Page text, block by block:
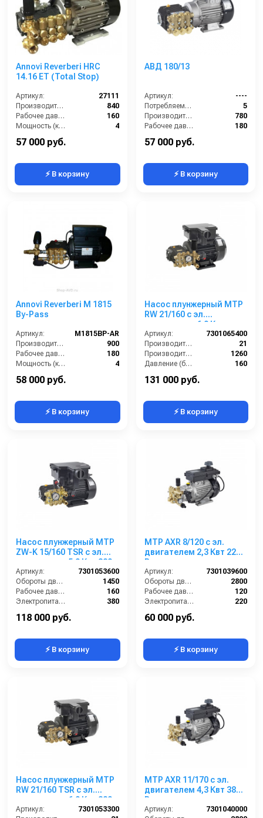
Annovi Reverberi HRC
14.16 ET (Total Stop)
Артикул:
27111
Производительность (л/ч):
840
Рабочее давление (бар):
160
Мощность (кВт):
4
57 000 руб.
⚡ В корзину
АВД 180/13
Артикул:
----
Потребляемая мощность (кВт):
5
Производительность (л/ч):
780
Рабочее давление (бар):
180
57 000 руб.
⚡ В корзину
Annovi Reverberi M 1815
By-Pass
Артикул:
M1815BP-AR
Производительность (л/ч):
900
Рабочее давление (бар):
180
Мощность (кВт):
4
Электропитание (В):
58 000 руб.
⚡ В корзину
Насос плунжерный MTP
RW 21/160 с эл.
двигателем 6,9 Квт
220/380 В
Артикул:
7301065400
Производительность (л/мин):
21
Производительность (л/ч):
1260
Давление (бар):
160
131 000 руб.
⚡ В корзину
Насос плунжерный MTP
ZW-K 15/160 TSR с эл.
двигателем 5,0 Квт 380
В
Артикул:
7301053600
Обороты двигателя (об/мин):
1450
Рабочее давление (бар):
160
Электропитание (В):
380
118 000 руб.
⚡ В корзину
MTP AXR 8/120 с эл.
двигателем 2,3 Квт 220
В
Артикул:
7301039600
Обороты двигателя (об/мин):
2800
Рабочее давление (бар):
120
Электропитание (В):
220
Мощность (кВт):
60 000 руб.
⚡ В корзину
Насос плунжерный MTP
RW 21/160 TSR с эл.
двигателем 6,9 Квт 380
В
Артикул:
7301053300
MTP AXR 11/170 с эл.
двигателем 4,3 Квт 380
В
Артикул:
7301040000